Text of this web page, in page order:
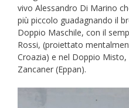
vivo Alessandro Di Marino
più piccolo guadagnando il
Doppio Maschile, con il
Rossi, (proiettato
Croazia) e nel Doppio
Zancaner (Eppan).